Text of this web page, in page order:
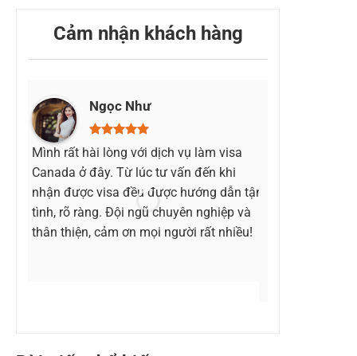
Cảm nhận khách hàng
Ngọc Như
Mình rất hài lòng với dịch vụ làm visa
Canada ở đây. Từ lúc tư vấn đến khi
nhận được visa đều được hướng dẫn tận
tình, rõ ràng. Đội ngũ chuyên nghiệp và
thân thiện, cảm ơn mọi người rất nhiều!